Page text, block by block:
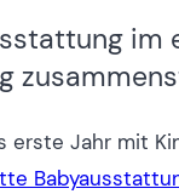
im
erste Jahr mit